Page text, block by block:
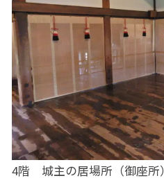
4階 城主の居場所（御座所）